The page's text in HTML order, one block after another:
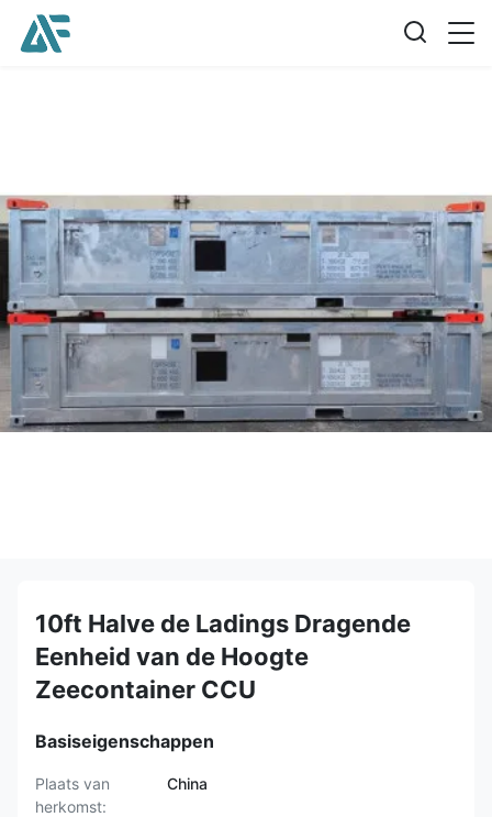
10ft Halve de Ladings Dragende
Eenheid van de Hoogte
Zeecontainer CCU
Basiseigenschappen
Plaats van
herkomst:
China